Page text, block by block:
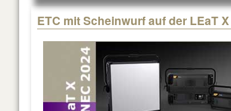
ETC mit Scheinwurf auf der LEaT